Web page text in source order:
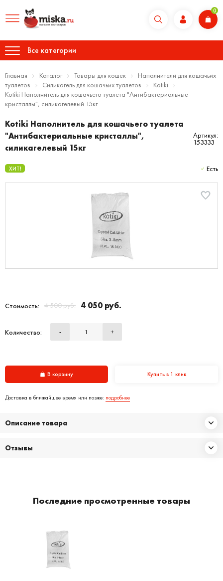
0
Все категории
Главная Каталог Товары для кошек
Наполнители для кошачьих
туалетов
Силикагель для кошачьих туалетов
Kotiki
Kotiki Наполнитель для кошачьего туалета "Антибактериальные
кристаллы", силикагелевый 15кг
Kotiki Наполнитель для кошачьего туалета
"Антибактериальные кристаллы",
силикагелевый 15кг
Артикул:
153333
ХИТ! Есть
Стоимость: 4 500 руб. 4 050 руб.
Количество: - +
В корзину Купить в 1 клик
Доставка в ближайшее время или позже: подробнее
Описание товара
Отзывы
Последние просмотренные товары